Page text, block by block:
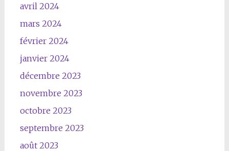
avril 2024
mars 2024
février 2024
janvier 2024
décembre 2023
novembre 2023
octobre 2023
septembre 2023
août 2023